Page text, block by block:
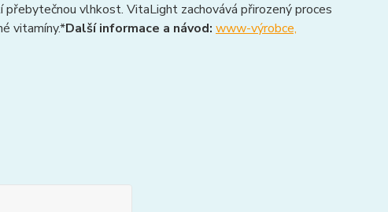
vlhkost. VitaLight zachovává přirozený proces
vitamíny.*Další informace a návod: www-výrobce,